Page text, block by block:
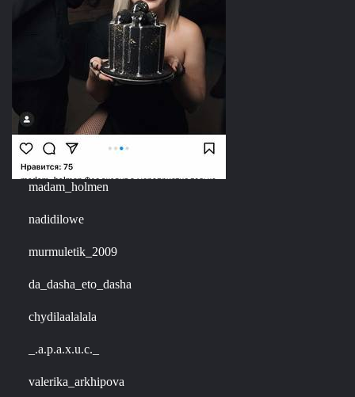
madam_holmen
nadidilowe
murmuletik_2009
da_dasha_eto_dasha
chydilaalalala
_.a.p.a.x.u.c._
valerika_arkhipova